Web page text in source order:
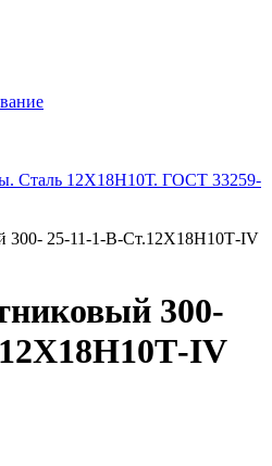
Сталь 12Х18Н10Т. ГОСТ 33259-
300- 25-11-1-B-Ст.12Х18Н10Т-IV
300-
IV